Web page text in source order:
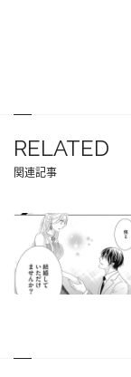
RELATED
関連記事